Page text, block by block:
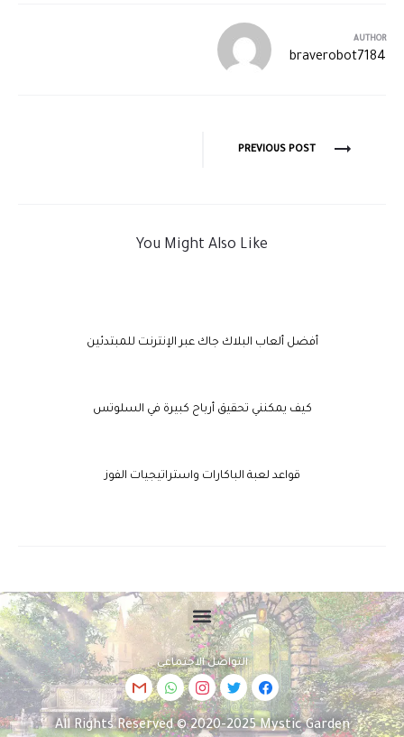
AUTHOR
braverobot7184
PREVIOUS POST
You Might Also Like
أفضل ألعاب البلاك جاك عبر الإنترنت للمبتدئين
كيف يمكنني تحقيق أرباح كبيرة في السلوتس
قواعد لعبة الباكارات واستراتيجيات الفوز
التواصل الاجتماعي
All Rights Reserved © 2020-2025 Mystic Garden